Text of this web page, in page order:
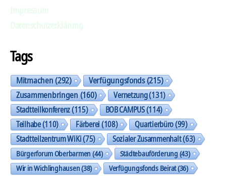
Tags
Mitmachen(292) Verfügungsfonds(215)
Zusammenbringen(160) Vernetzung(131)
Stadtteilkonferenz(115) BOB CAMPUS(114)
Teilhabe(110) Färberei(108) Quartierbüro(99)
Stadtteilzentrum WiKi(75) Sozialer Zusammenhalt(63)
Bürgerforum Oberbarmen(44) Städtebauförderung(43)
Wir in Wichlinghausen(38) Verfügungsfonds Beirat(36)